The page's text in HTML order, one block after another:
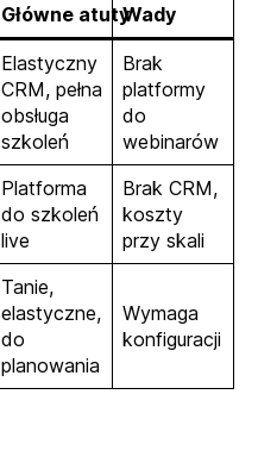
Główne atutyWady
Elastyczny
CRM, pełna
obsługa
szkoleń
Brak
platformy
do
webinarów
Platforma
do szkoleń
live
Brak CRM,
koszty
przy skali
Tanie,
elastyczne,
do
planowania
Wymaga
konfiguracji